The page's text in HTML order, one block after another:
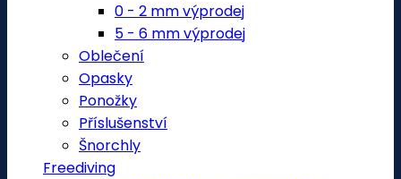
0 - 2 mm výprodej
5 - 6 mm výprodej
Oblečení
Opasky
Ponožky
Příslušenství
Šnorchly
Freediving